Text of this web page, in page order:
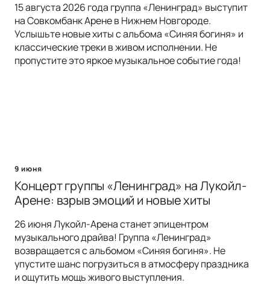
15 августа 2026 года группа «Ленинград» выступит
на Совкомбанк Арене в Нижнем Новгороде.
Услышьте новые хиты с альбома «Синяя богиня» и
классические треки в живом исполнении. Не
пропустите это яркое музыкальное событие года!
9 июня
Концерт группы «Ленинград» на Лукойл-
Арене: взрыв эмоций и новые хиты
26 июня Лукойл-Арена станет эпицентром
музыкального драйва! Группа «Ленинград»
возвращается с альбомом «Синяя богиня». Не
упустите шанс погрузиться в атмосферу праздника
и ощутить мощь живого выступления.